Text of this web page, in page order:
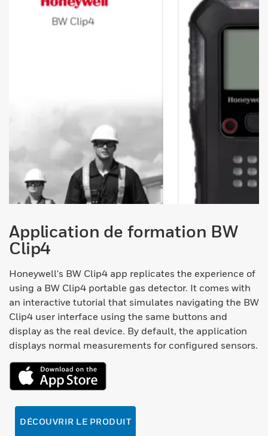
Application de formation BW
Clip4
Honeywell's BW Clip4 app replicates the experience of
using a BW Clip4 portable gas detector. It comes with
an interactive tutorial that simulates navigating the BW
Clip4 user interface using the same buttons and
display as the real device. By default, the application
displays normal measurements for configured sensors.
DÉCOUVRIR LE PRODUIT